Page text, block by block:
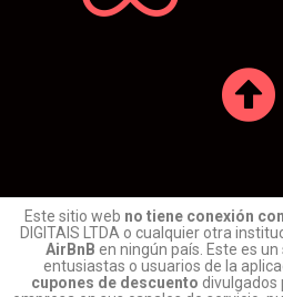
Este sitio web no tiene conexión
DIGITAIS LTDA o cualquier otra
AirBnB en ningún país. Este es
entusiastas o usuarios de la
cupones de descuento divulgados